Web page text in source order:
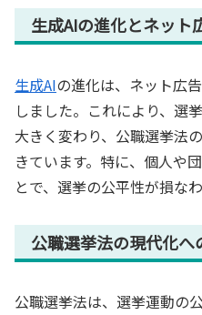
生成AIの進化とネット
生成AIの進化は、ネット広
しました。これにより、選
大きく変わり、公職選挙法
きています。特に、個人や
とで、選挙の公平性が損な
公職選挙法の現代化へ
公職選挙法は、選挙運動の